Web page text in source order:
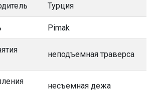
Турция
Pimak
неподъемная траверса
несъемная дежа